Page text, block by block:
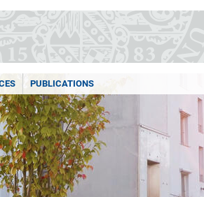
PUBLICATIONS